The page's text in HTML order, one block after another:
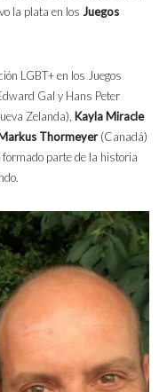
la plata en los Juegos
LGBT+ en los Juegos
Gal y Hans Peter
Zelanda), Kayla Miracle
Thormeyer(Canadá)
parte de la historia